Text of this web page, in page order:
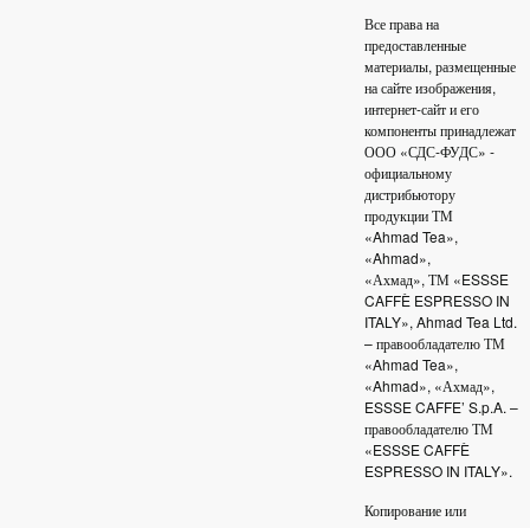
Все права на
предоставленные
материалы, размещенные
на сайте изображения,
интернет-сайт и его
компоненты принадлежат
ООО «СДС-ФУДС» -
официальному
дистрибьютору
продукции ТМ
«Ahmad Tea»,
«Ahmad»,
«Ахмад», ТМ «ESSSE
CAFFÈ ESPRESSO IN
ITALY», Ahmad Tea Ltd.
– правообладателю ТМ
«Ahmad Tea»,
«Ahmad», «Ахмад»,
ESSSE CAFFE’ S.p.A. –
правообладателю ТМ
«ESSSE CAFFÈ
ESPRESSO IN ITALY».
Копирование или